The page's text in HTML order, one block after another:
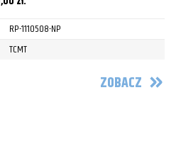
RP-1110508-NP
TCMT
ZOBACZ